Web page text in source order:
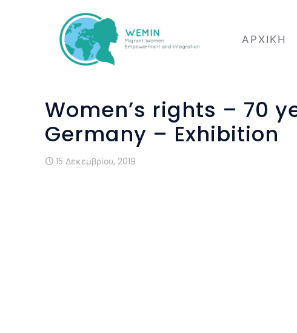
ΑΡΧΙΚΉ
Women’s rights – 70
Germany – Exhibition
15 Δεκεμβρίου, 2019